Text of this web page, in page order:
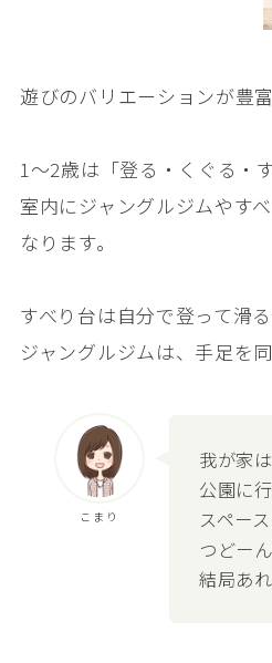
遊びのバリエーションが豊
1〜2歳は「登る・くぐる・
室内にジャングルジムやす
なります。
すべり台は自分で登って滑
ジャングルジムは、手足を
こまり
我が家
公園に
スペー
つどー
結局あ